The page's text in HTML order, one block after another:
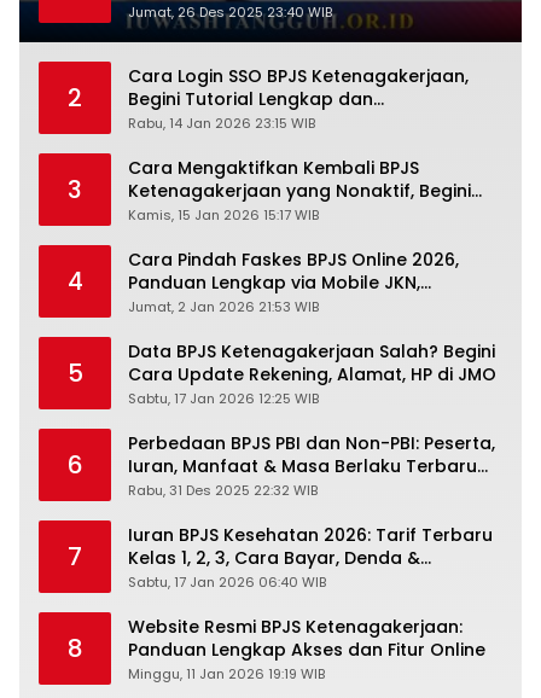
Jumat, 26 Des 2025 23:40 WIB
2
Cara Login SSO BPJS Ketenagakerjaan,
Begini Tutorial Lengkap dan
Pengertiannya
Rabu, 14 Jan 2026 23:15 WIB
3
Cara Mengaktifkan Kembali BPJS
Ketenagakerjaan yang Nonaktif, Begini
Panduan Lengkapnya
Kamis, 15 Jan 2026 15:17 WIB
4
Cara Pindah Faskes BPJS Online 2026,
Panduan Lengkap via Mobile JKN,
PANDAWA & Offiline Kantor Cabang
Jumat, 2 Jan 2026 21:53 WIB
5
Data BPJS Ketenagakerjaan Salah? Begini
Cara Update Rekening, Alamat, HP di JMO
Sabtu, 17 Jan 2026 12:25 WIB
6
Perbedaan BPJS PBI dan Non-PBI: Peserta,
Iuran, Manfaat & Masa Berlaku Terbaru
2026
Rabu, 31 Des 2025 22:32 WIB
7
Iuran BPJS Kesehatan 2026: Tarif Terbaru
Kelas 1, 2, 3, Cara Bayar, Denda &
Panduan Lengkap Peserta JKN-KIS
Sabtu, 17 Jan 2026 06:40 WIB
8
Website Resmi BPJS Ketenagakerjaan:
Panduan Lengkap Akses dan Fitur Online
Minggu, 11 Jan 2026 19:19 WIB